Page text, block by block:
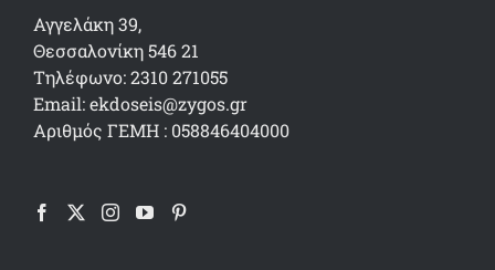
Αγγελάκη 39,
Θεσσαλονίκη 546 21
Τηλέφωνο: 2310 271055
Email: ekdoseis@zygos.gr
Αριθμός ΓΕΜΗ : 058846404000